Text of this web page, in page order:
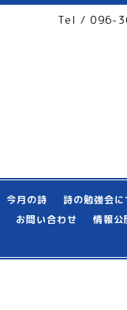
Tel / 096-
今月の詩
詩の勉強会に
お問い合わせ
情報公